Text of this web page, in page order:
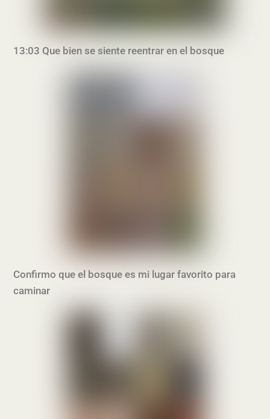
13:03 Que bien se siente reentrar en el bosque
Confirmo que el bosque es mi lugar favorito para
caminar